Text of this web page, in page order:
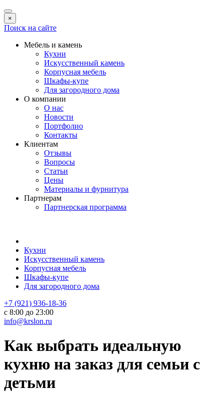
×
Поиск на сайте
Мебель и камень
Кухни
Искусственный камень
Корпусная мебель
Шкафы-купе
Для загородного дома
О компании
О нас
Новости
Портфолио
Контакты
Клиентам
Отзывы
Вопросы
Статьи
Цены
Материалы и фурнитура
Партнерам
Партнерская программа
Кухни
Искусственный камень
Корпусная мебель
Шкафы-купе
Для загородного дома
+7 (921) 936-18-36
с 8:00 до 23:00
info@krslon.ru
Как выбрать идеальную
кухню на заказ для семьи с
детьми